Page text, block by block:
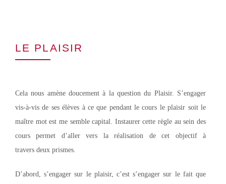
LE PLAISIR
Cela nous amène doucement à la question du Plaisir. S’engager
vis-à-vis de ses élèves à ce que pendant le cours le plaisir soit le
maître mot est me semble capital. Instaurer cette règle au sein des
cours permet d’aller vers la réalisation de cet objectif à
travers deux prismes.
D’abord, s’engager sur le plaisir, c’est s’engager sur le fait que